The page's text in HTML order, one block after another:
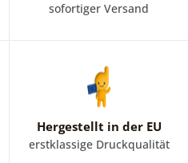
sofortiger Versand
Hergestellt in der EU
erstklassige Druckqualität